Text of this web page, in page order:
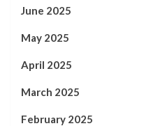
June 2025
May 2025
April 2025
March 2025
February 2025